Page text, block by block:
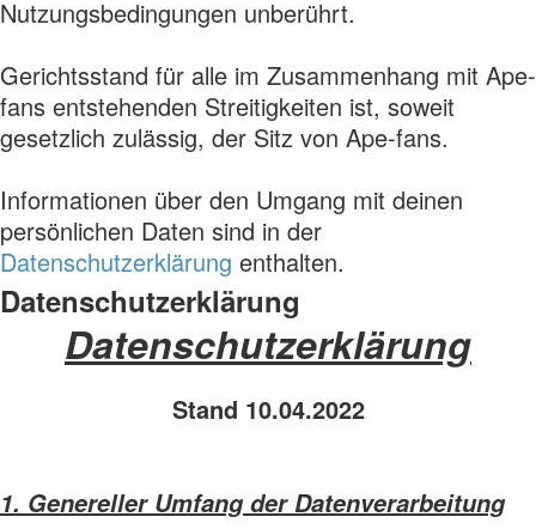
Nutzungsbedingungen unberührt.
Gerichtsstand für alle im Zusammenhang mit Ape-
fans entstehenden Streitigkeiten ist, soweit
gesetzlich zulässig, der Sitz von Ape-fans.
Informationen über den Umgang mit deinen
persönlichen Daten sind in der
Datenschutzerklärung enthalten.
Datenschutzerklärung
Datenschutzerklärung
Stand 10.04.2022
1. Genereller Umfang der Datenverarbeitung